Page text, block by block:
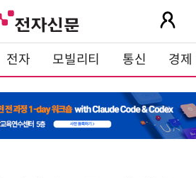
전자 모빌리티 통신 경제